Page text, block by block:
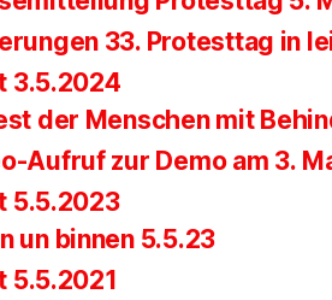
33. Protesttag in
3.5.2024
der Menschen mit
Aufruf zur Demo am 3.
5.5.2023
un binnen 5.5.23
5.5.2021